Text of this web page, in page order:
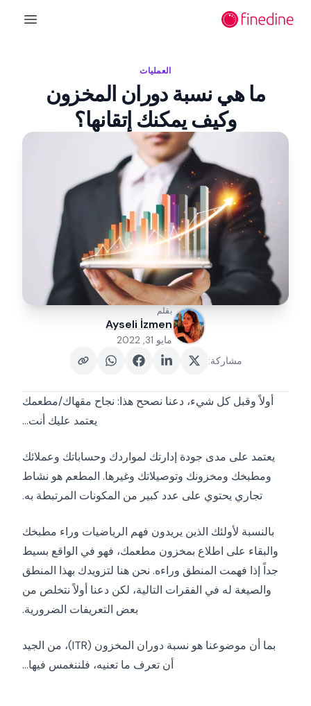
menu
العمليات
ما هي نسبة دوران المخزون
وكيف يمكنك إتقانها؟
بقلم
Ayseli İzmen
مايو 31, 2022
مشاركة:
أولاً وقبل كل شيء، دعنا نصحح هذا: نجاح مقهاك/مطعمك
يعتمد عليك أنت...
يعتمد على مدى جودة إدارتك لمواردك وحساباتك وعملائك
ومطبخك ومخزونك وتوصيلاتك وغيرها. المطعم هو نشاط
تجاري يحتوي على عدد كبير من المكونات المرتبطة به.
بالنسبة لأولئك الذين يريدون فهم الرياضيات وراء مطبخك
والبقاء على اطلاع بمخزون مطعمك، فهو في الواقع بسيط
جداً إذا فهمت المنطق وراءه. نحن هنا لتزويدك بهذا المنطق
والصيغة له في الفقرات التالية، لكن دعنا أولاً نتخلص من
بعض التعريفات الضرورية.
بما أن موضوعنا هو نسبة دوران المخزون (ITR)، من الجيد
أن تعرف ما تعنيه، فلننغمس فيها...